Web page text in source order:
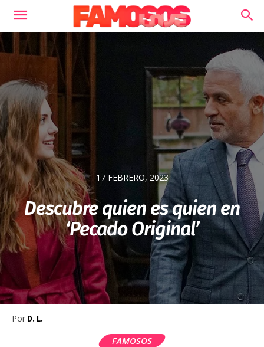
17 FEBRERO, 2023
Descubre quien es quien en
‘Pecado Original’
Por D. L.
FAMOSOS